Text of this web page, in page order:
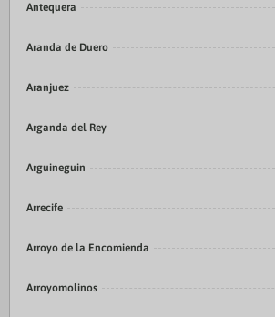
Antequera
Aranda de Duero
Aranjuez
Arganda del Rey
Arguineguin
Arrecife
Arroyo de la Encomienda
Arroyomolinos